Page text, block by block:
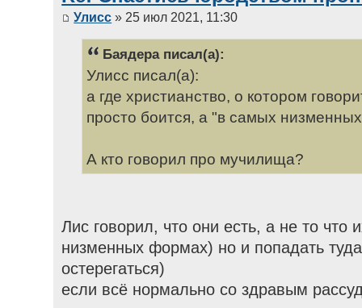
Улисс » 25 июл 2021, 11:30
Баядера писал(а):
Улисс писал(а):
а где христианство, о котором
просто боится, а "в самых
А кто говорил про мучилища?
Лис говорил, что они есть, а не то что
низменных формах) но и попадать
остерегаться)
если всё нормально со здравым